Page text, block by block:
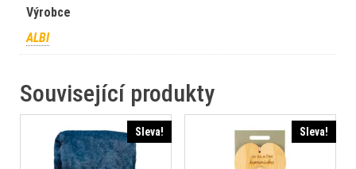
Výrobce
ALBI
Související produkty
Sleva! Sleva!